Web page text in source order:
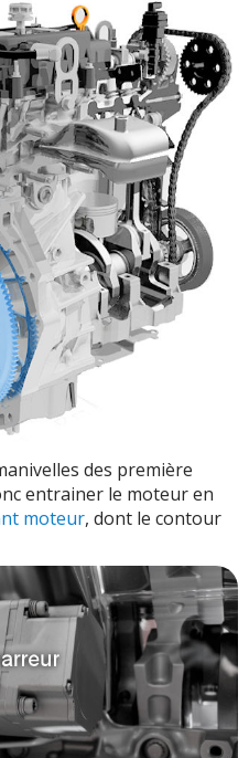
des première
entrainer le moteur en
moteur, dont le contour